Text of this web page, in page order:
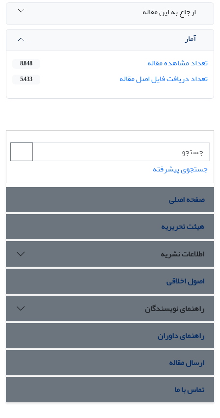
ارجاع به این مقاله
آمار
تعداد مشاهده مقاله
8,848
تعداد دریافت فایل اصل مقاله 5,433
جستجوی پیشرفته
صفحه اصلی
هیئت تحریریه
اطلاعات نشریه
اصول اخلاقی
راهنمای نویسندگان
راهنمای داوران
ارسال مقاله
تماس با ما